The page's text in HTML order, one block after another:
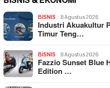
BISNIS 8 Agustus 2026
Industri Akuakultur
Timur Teng…
BISNIS 8 Agustus 2026
Fazzio Sunset Blue
Edition …